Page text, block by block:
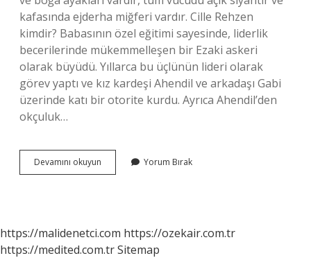
kafasında ejderha miğferi vardır. Cille Rehzen
kimdir? Babasının özel eğitimi sayesinde, liderlik
becerilerinde mükemmelleşen bir Ezaki askeri
olarak büyüdü. Yıllarca bu üçlünün lideri olarak
görev yaptı ve kız kardeşi Ahendil ve arkadaşı Gabi
üzerinde katı bir otorite kurdu. Ayrıca Ahendil’den
okçuluk…
Devamını okuyun
Kimin
Yorum Bırak
https://malidenetci.com https://ozekair.com.tr
https://medited.com.trSitemap